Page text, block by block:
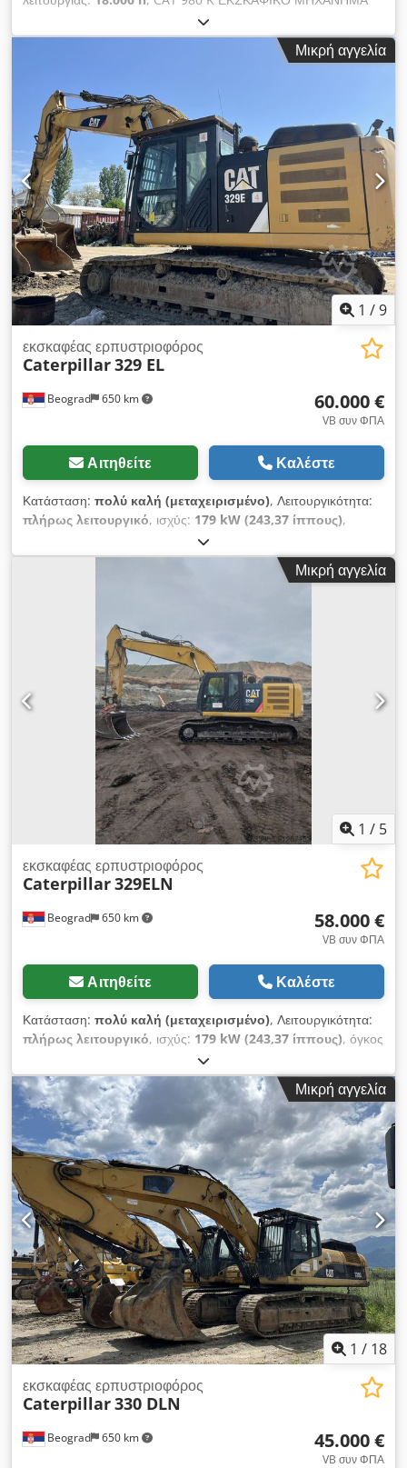
ΜΕ ΕΡΠΥΣΤΡΕΣ Εισαγωγής / ΧΩΡΙΣ ΙΣΤΟΡΙΚΟ
ΑΤΥΧΗΜΑΤΩΝ ΣΕ ΠΟΛΥ ΚΑΛΗ ΚΑΤΑΣΤΑΣΗ! Έτος
κατασκευής: 2012 Ώρες λειτουργίας: 18.000 ΕΞΟΠΛΙΣΜΟΣ:
joystick Υδραυλική γραμμή για γρήγορη αλλαγή εργαλείων
Υδραυλικές γραμμές για σφυρί/σφικτήρα/ψαλίδι Κάμερα
οπισθοπορείας ΤΗΛΕΦΩΝΟ: * KUBA – ΠΟΛΩΝΙΚΑ, ΑΓΓΛΙΚΑ,
ΓΕΡΜΑΝΙΚΑ, ΙΤΑΛΙΚΑ * SEBASTIAN – ΠΟΛΩΝΙΚΑ,
ΓΕΡΜΑΝΙΚΑ, ΙΤΑΛΙΚΑ, ΕΛΛΗΝΙΚΑ * LASZLO – ΟΥΝΓΚΡΙΚΑ *
COSTEL – ΡΟΥΜΑΝΙΚΑ (Διεκπεραιώνουμε όλες τις διαδικασίες
για την εξαγωγή, συμπεριλαμβανομένης της έκδοσης των
απαραίτητων εγγράφων) * RADEK – ΕΛΛΗΝΙΚΑ : 0031
Μικρή αγγελία
1 /9
Beograd 650 km
εκσκαφέας ερπυστριοφόρος
Caterpillar329 EL
60.000 €
VB συν ΦΠΑ
Αιτηθείτε Καλέστε
Κατάσταση: πολύ καλή (μεταχειρισμένο), Λειτουργικότητα:
πλήρως λειτουργικό, ισχύς: 179 kW (243,37 ίππους),
, όγκος κάδου:
κατασκευής:2012, αριθμός μηχανήματος/οχήματος:
, εξαιρετική κατάσταση Cedjyllzpepfx
Μικρή αγγελία
1 / 5
Beograd 650 km
εκσκαφέας ερπυστριοφόρος
Caterpillar329ELN
58.000 €
VB συν ΦΠΑ
Αιτηθείτε Καλέστε
Κατάσταση: πολύ καλή (μεταχειρισμένο), Λειτουργικότητα:
πλήρως λειτουργικό, ισχύς: 179 kW (243,37 ίππους), όγκος
, Έτος κατασκευής:
οχήματος:CАТО0329EPRLD00488, Πλήρως λειτουργικός
Cjdpsyla Aujfx Actsha
Μικρή αγγελία
1 / 18
Beograd 650 km
εκσκαφέας ερπυστριοφόρος
Caterpillar330 DLN
45.000 €
VB συν ΦΠΑ